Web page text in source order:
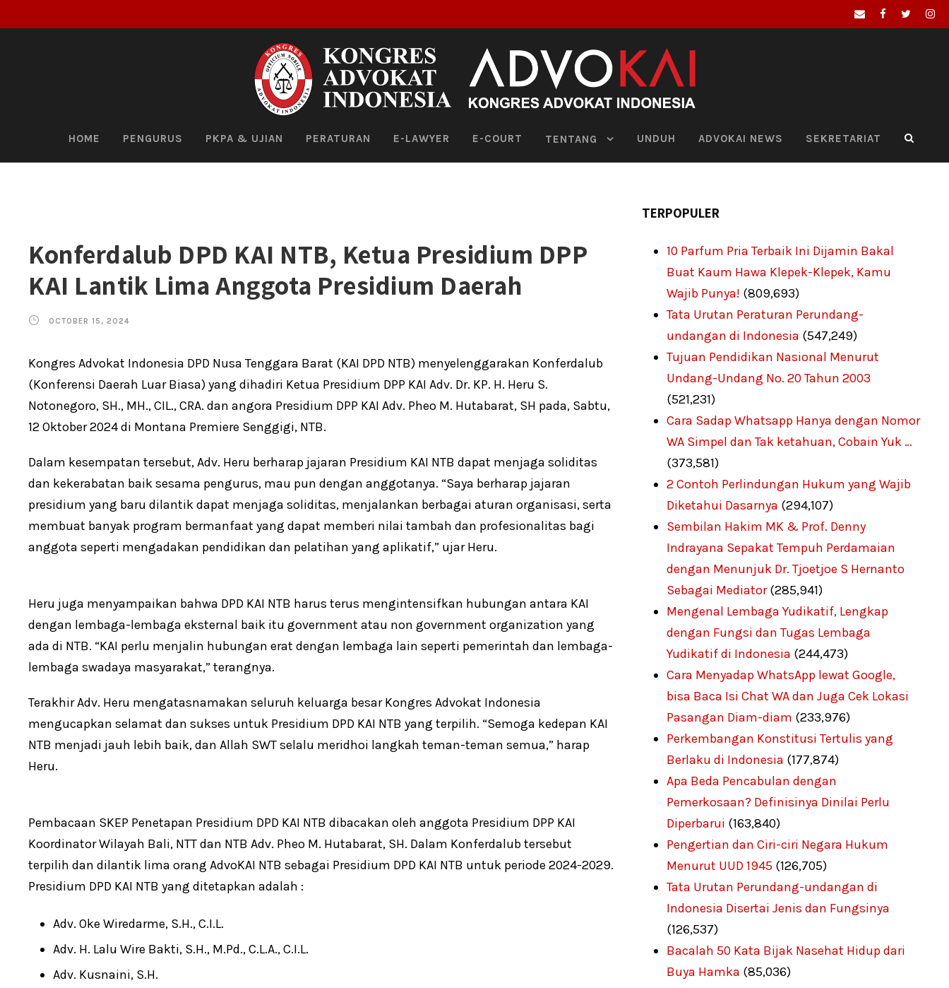
HOME PENGURUS PKPA & UJIAN PERATURAN E-LAWYER E-COURT TENTANG UNDUH ADVOKAI NEWS SEKRETARIAT
Konferdalub DPD KAI NTB, Ketua Presidium DPP
KAI Lantik Lima Anggota Presidium Daerah
OCTOBER 15, 2024
Kongres Advokat Indonesia DPD Nusa Tenggara Barat (KAI DPD NTB) menyelenggarakan Konferdalub
(Konferensi Daerah Luar Biasa) yang dihadiri Ketua Presidium DPP KAI Adv. Dr. KP. H. Heru S.
Notonegoro, SH., MH., CIL., CRA. dan angora Presidium DPP KAI Adv. Pheo M. Hutabarat, SH pada, Sabtu,
12 Oktober 2024 di Montana Premiere Senggigi, NTB.
Dalam kesempatan tersebut, Adv. Heru berharap jajaran Presidium KAI NTB dapat menjaga soliditas
dan kekerabatan baik sesama pengurus, mau pun dengan anggotanya. “Saya berharap jajaran
presidium yang baru dilantik dapat menjaga soliditas, menjalankan berbagai aturan organisasi, serta
membuat banyak program bermanfaat yang dapat memberi nilai tambah dan profesionalitas bagi
anggota seperti mengadakan pendidikan dan pelatihan yang aplikatif,” ujar Heru.
Heru juga menyampaikan bahwa DPD KAI NTB harus terus mengintensifkan hubungan antara KAI
dengan lembaga-lembaga eksternal baik itu government atau non government organization yang
ada di NTB. “KAI perlu menjalin hubungan erat dengan lembaga lain seperti pemerintah dan lembaga-
lembaga swadaya masyarakat,” terangnya.
Terakhir Adv. Heru mengatasnamakan seluruh keluarga besar Kongres Advokat Indonesia
mengucapkan selamat dan sukses untuk Presidium DPD KAI NTB yang terpilih. “Semoga kedepan KAI
NTB menjadi jauh lebih baik, dan Allah SWT selalu meridhoi langkah teman-teman semua,” harap
Heru.
Pembacaan SKEP Penetapan Presidium DPD KAI NTB dibacakan oleh anggota Presidium DPP KAI
Koordinator Wilayah Bali, NTT dan NTB Adv. Pheo M. Hutabarat, SH. Dalam Konferdalub tersebut
terpilih dan dilantik lima orang AdvoKAI NTB sebagai Presidium DPD KAI NTB untuk periode 2024-2029.
Presidium DPD KAI NTB yang ditetapkan adalah :
Adv. Oke Wiredarme, S.H., C.I.L.
Adv. H. Lalu Wire Bakti, S.H., M.Pd., C.L.A., C.I.L.
Adv. Kusnaini, S.H.
TERPOPULER
10 Parfum Pria Terbaik Ini Dijamin Bakal
Buat Kaum Hawa Klepek-Klepek, Kamu
Wajib Punya! (809,693)
Tata Urutan Peraturan Perundang-
undangan di Indonesia (547,249)
Tujuan Pendidikan Nasional Menurut
Undang-Undang No. 20 Tahun 2003
(521,231)
Cara Sadap Whatsapp Hanya dengan Nomor
WA Simpel dan Tak ketahuan, Cobain Yuk …
(373,581)
2 Contoh Perlindungan Hukum yang Wajib
Diketahui Dasarnya (294,107)
Sembilan Hakim MK & Prof. Denny
Indrayana Sepakat Tempuh Perdamaian
dengan Menunjuk Dr. Tjoetjoe S Hernanto
Sebagai Mediator (285,941)
Mengenal Lembaga Yudikatif, Lengkap
dengan Fungsi dan Tugas Lembaga
Yudikatif di Indonesia (244,473)
Cara Menyadap WhatsApp lewat Google,
bisa Baca Isi Chat WA dan Juga Cek Lokasi
Pasangan Diam-diam (233,976)
Perkembangan Konstitusi Tertulis yang
Berlaku di Indonesia (177,874)
Apa Beda Pencabulan dengan
Pemerkosaan? Definisinya Dinilai Perlu
Diperbarui (163,840)
Pengertian dan Ciri-ciri Negara Hukum
Menurut UUD 1945 (126,705)
Tata Urutan Perundang-undangan di
Indonesia Disertai Jenis dan Fungsinya
(126,537)
Bacalah 50 Kata Bijak Nasehat Hidup dari
Buya Hamka (85,036)